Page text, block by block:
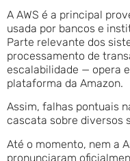
A AWS é a principal
usada por bancos e
Parte relevante dos
processamento de
escalabilidade — opera
plataforma da Amazon.
Assim, falhas pontuais
cascata sobre diversos
Até o momento, nem a
pronunciaram